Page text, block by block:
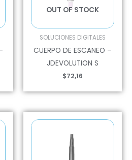
OUT OF STOCK
SOLUCIONES DIGITALES
CUERPO DE ESCANEO –
JDEVOLUTION S
$72,16